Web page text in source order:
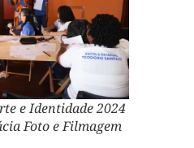
e Identidade 2024
Foto e Filmagem